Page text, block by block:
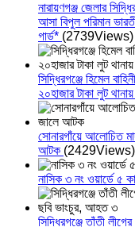
নারায়ণগঞ্জ জেলার
আসা বিপুল পরিমান
গার্ড* (2739Views)
সিদ্ধিরগঞ্জে হিমেল
২০হাজার টাকা লুট
সোনারগাঁয়ে আলোচিত
আটক (2429Views)
নাসিক ৩ নং ওয়ার্ডে ৫
সিদ্ধিরগঞ্জে তাঁতী